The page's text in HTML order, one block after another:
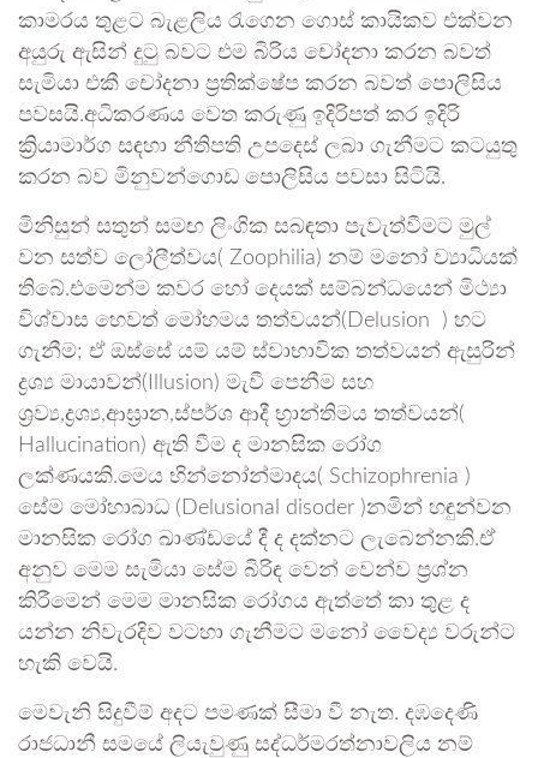
කාමරය තුළට බැළලිය රැගෙන ගොස් කායිකව එක්වන
අයුරු ඇසින් දුටු බවට එම බිරිය චෝදනා කරන බවත්
සැමියා එකී චෝදනා ප්‍රතික්ෂේප කරන බවත් පොලිසිය
පවසයි.අධිකරණය වෙත කරුණු ඉදිරිපත් කර ඉදිරි
ක්‍රියාමාර්ග සඳහා නීතිපති උපදෙස් ලබා ගැනීමට කටයුතු
කරන බව මිනුවන්ගොඩ පොලිසිය පවසා සිටියි.
මිනිසුන් සතුන් සමඟ ලිංගික සබඳතා පැවැත්වීමට මුල්
වන සත්ව ලෝලීත්වය( Zoophilia) නම් මනෝ ව්‍යාධියක්
තිබේ.එමෙන්ම කවර හෝ දෙයක් සම්බන්ධයෙන් මිථ්‍යා
විශ්වාස හෙවත් මෝහමය තත්වයන්(Delusion ) හට
ගැනීම; ඒ ඔස්සේ යම් යම් ස්වාභාවික තත්වයන් ඇසුරින්
ද්‍රශ්‍ය මායාවන්(Illusion) මැවී පෙනීම සහ
ශ්‍රව්‍ය,ද්‍රශ්‍ය,ආඝ්‍රාන,ස්පර්ශ ආදී භ්‍රාන්තිමය තත්වයන්(
Hallucination) ඇති වීම ද මානසික රෝග
ලක්ණයකි.මෙය භින්නෝන්මාදය( Schizophrenia )
සේම මෝහාබාධ (Delusional disoder )නමින් හඳුන්වන
මානසික රෝග ඛාණ්ඩයේ දී ද දක්නට ලැබෙන්නකි.ඒ
අනුව මෙම සැමියා සේම බිරිඳ වෙන් වෙන්ව ප්‍රශ්න
කිරීමෙන් මෙම මානසික රෝගය ඇත්තේ කා තුළ ද
යන්න නිවැරදිව වටහා ගැනීමට මනෝ වෛද්‍ය වරුන්ට
හැකි වෙයි.
මෙවැනි සිදුවීම් අදට පමණක් සීමා වී නැත. දඹදෙණි
රාජධානී සමයේ ලියැවුණු සද්ධර්මරත්නාවලිය නම්